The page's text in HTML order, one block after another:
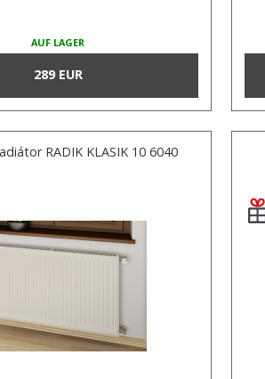
AUF LAGER
289 EUR
RADIK KLASIK 10 6040